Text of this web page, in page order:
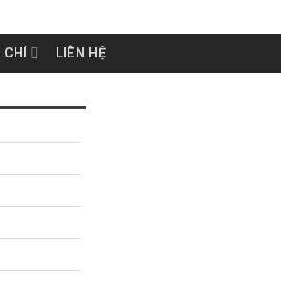
LIÊN HỆ